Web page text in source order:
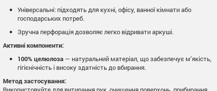
Універсальні: підходять для кухні, офісу, ванної кімнати або
господарських потреб.
Зручна перфорація дозволяє легко відривати аркуші.
Активні компоненти:
100% целюлоза — натуральний матеріал, що забезпечує м’якість,
гігієнічність і високу здатність до вбирання.
Метод застосування: